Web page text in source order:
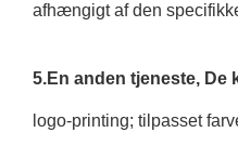
afhængigt af den
5.En anden tjeneste, De
logo-printing; tilpasset